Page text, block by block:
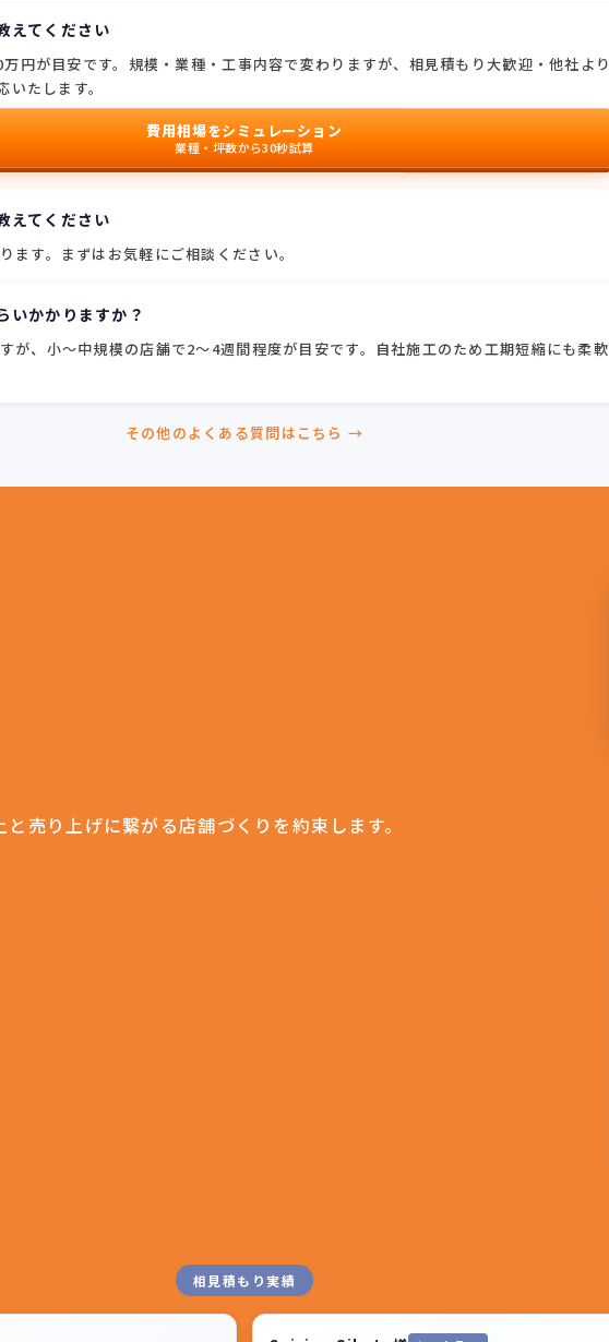
えてください
円が目安です。規模・業種・工事内容で変わりますが、相見積もり大歓迎・他社より
たします。
費用相場をシミュレーション
業種・坪数から30秒試算
えてください
ます。まずはお気軽にご相談ください。
いかかりますか？
が、小〜中規模の店舗で2〜4週間程度が目安です。自社施工のため工期短縮にも柔軟
その他のよくある質問はこちら →
売り上げに繋がる店舗づくりを約束します。
相見積もり実績